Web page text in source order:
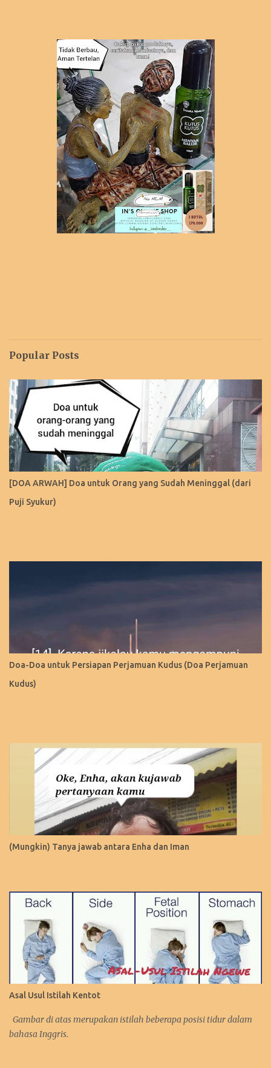
Popular Posts
[DOA ARWAH] Doa untuk Orang yang Sudah Meninggal (dari
Puji Syukur)
Doa-Doa untuk Persiapan Perjamuan Kudus (Doa Perjamuan
Kudus)
(Mungkin) Tanya jawab antara Enha dan Iman
Asal Usul Istilah Kentot
Gambar di atas merupakan istilah beberapa posisi tidur dalam
bahasa Inggris.